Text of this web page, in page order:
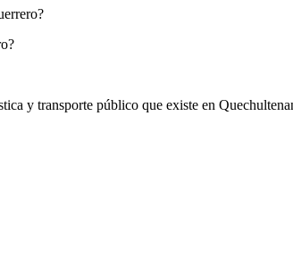
y transporte público que existe en